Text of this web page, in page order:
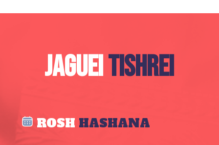
JAGUEITISHREI
ROSH HASHANA